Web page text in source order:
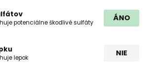
potenciálne škodlivé sulfáty
ÁNO
lepok
NIE